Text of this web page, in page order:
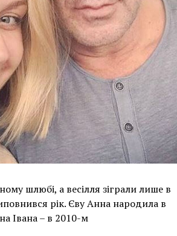
шлюбі, а весілля зіграли лише в
рік. Єву Анна народила в
Івана – в 2010-м